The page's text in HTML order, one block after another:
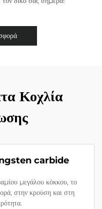
Κοχλία
carbide
μεγάλου κόκκου, το
στην κρούση και στη